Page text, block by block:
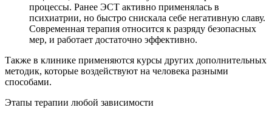
процессы. Ранее ЭСТ активно применялась в
психиатрии, но быстро снискала себе негативную славу.
Современная терапия относится к разряду безопасных
мер, и работает достаточно эффективно.
Также в клинике применяются курсы других дополнительных
методик, которые воздействуют на человека разными
способами.
Этапы терапии любой зависимости